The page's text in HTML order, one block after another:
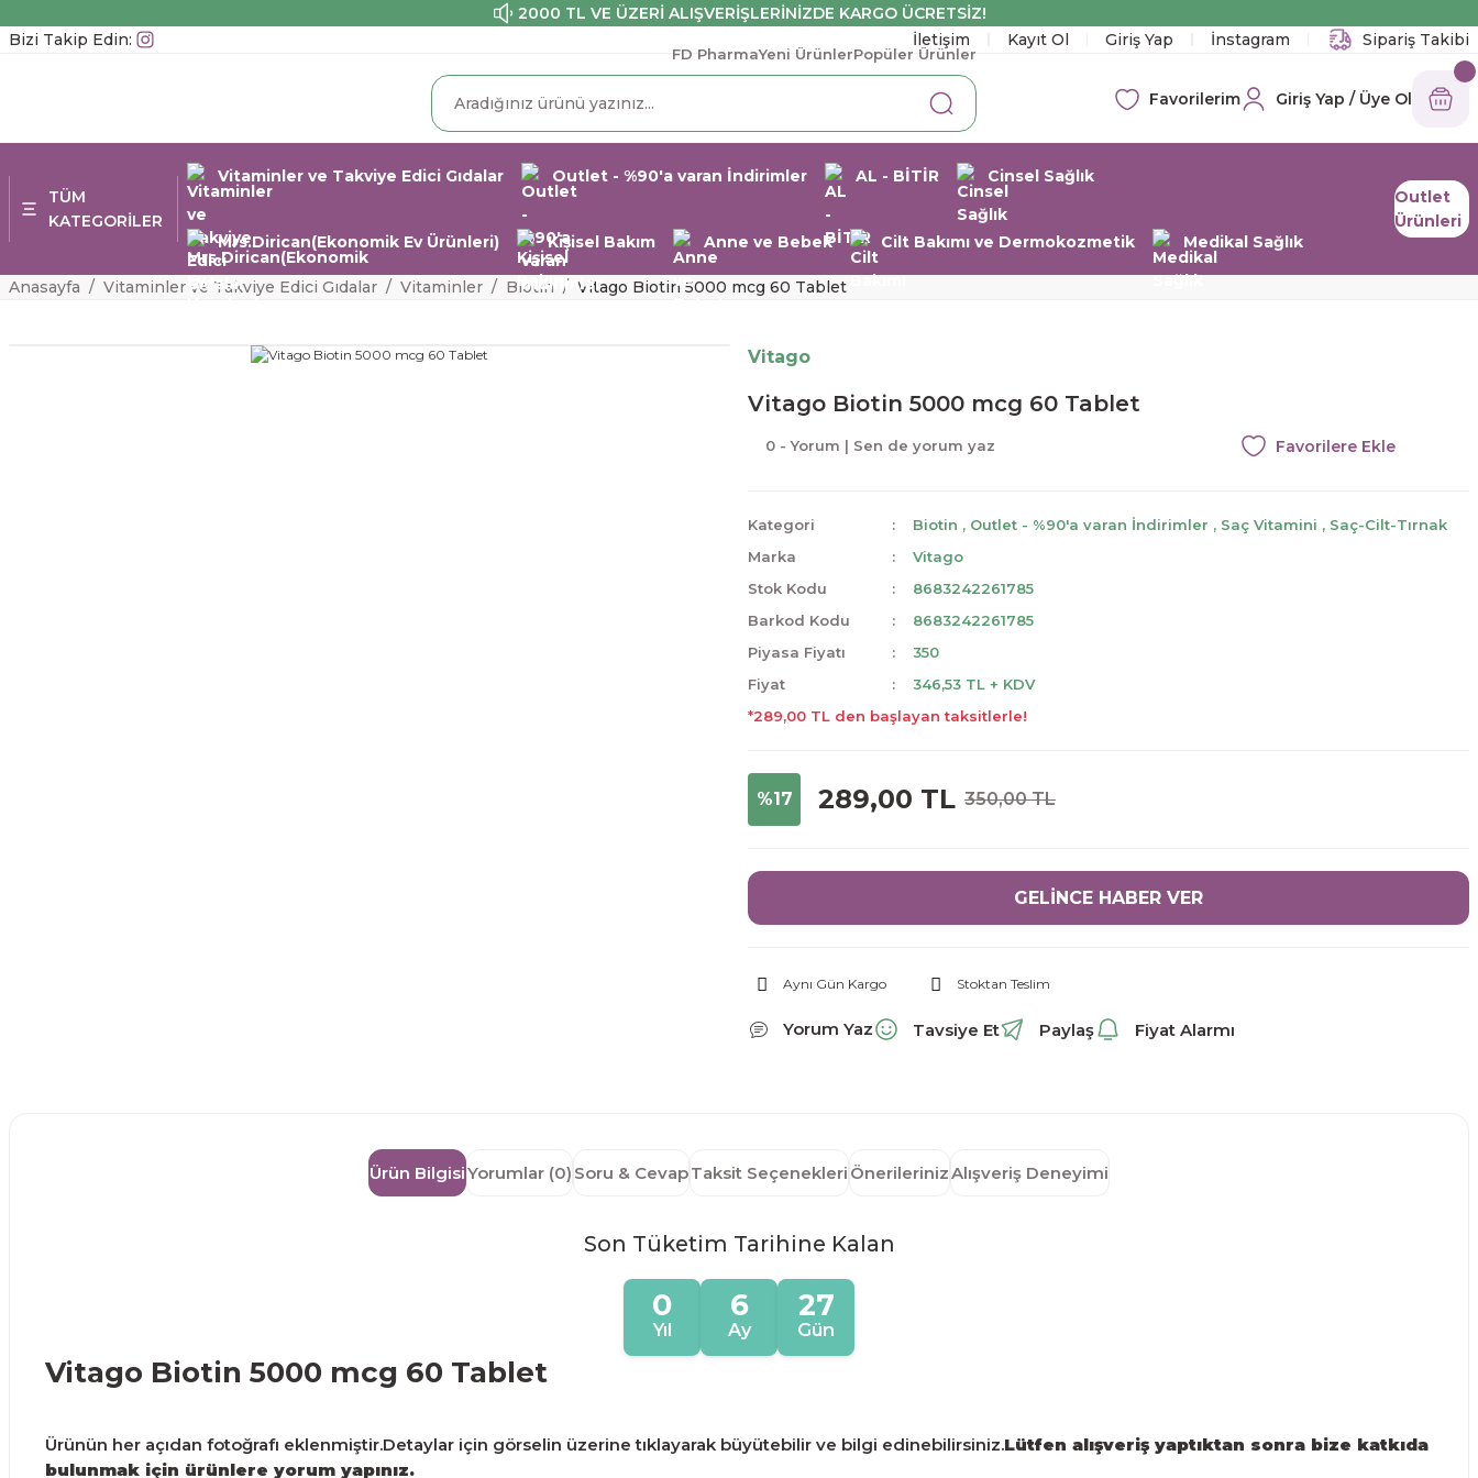
2000 TL VE ÜZERİ ALIŞVERİŞLERİNİZDE KARGO ÜCRETSİZ!
Bizi Takip Edin:
İletişim Kayıt Ol Giriş Yap İnstagram Sipariş Takibi
FD PharmaYeni ÜrünlerPopüler Ürünler
Favorilerim Giriş Yap / Üye Ol
TÜM
KATEGORİLER
Vitaminler ve Takviye Edici Gıdalar Outlet - %90'a varan İndirimler AL - BİTİR Cinsel Sağlık
Mrs.Dirican(Ekonomik Ev Ürünleri) Kişisel Bakım Anne ve Bebek Cilt Bakımı ve Dermokozmetik Medikal Sağlık
Outlet
Ürünleri
Anasayfa Vitaminler ve Takviye Edici Gıdalar Vitaminler Biotin Vitago Biotin 5000 mcg 60 Tablet
Vitago
Vitago Biotin 5000 mcg 60 Tablet
0 - Yorum | Sen de yorum yaz
Kategori Biotin , Outlet - %90'a varan İndirimler , Saç Vitamini , Saç-Cilt-Tırnak
Marka
Vitago
Stok Kodu
8683242261785
Barkod Kodu
8683242261785
Piyasa Fiyatı
350
Fiyat
346,53 TL + KDV
*289,00 TL den başlayan taksitlerle!
%17 289,00 TL 350,00 TL
GELİNCE HABER VER
Aynı Gün Kargo Stoktan Teslim
Yorum Yaz Tavsiye Et Paylaş Fiyat Alarmı
Ürün BilgisiYorumlar (0) Soru & CevapTaksit Seçenekleri ÖnerilerinizAlışveriş Deneyimi
Son Tüketim Tarihine Kalan
0
Yıl
6
Ay
27
Gün
Vitago Biotin 5000 mcg 60 Tablet
Ürünün her açıdan fotoğrafı eklenmiştir.Detaylar için görselin üzerine tıklayarak büyütebilir ve bilgi edinebilirsiniz.Lütfen alışveriş yaptıktan sonra bize katkıda
bulunmak için ürünlere yorum yapınız.